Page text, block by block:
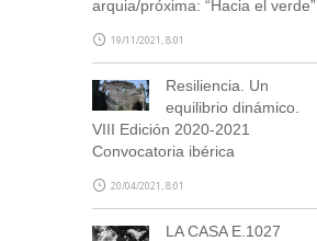
arquia/próxima: “Hacia el verde”
19/11/2021, 8:01
Resiliencia. Un
equilibrio dinámico.
VIII Edición 2020-2021
Convocatoria ibérica
20/04/2021, 8:01
LA CASA E.1027